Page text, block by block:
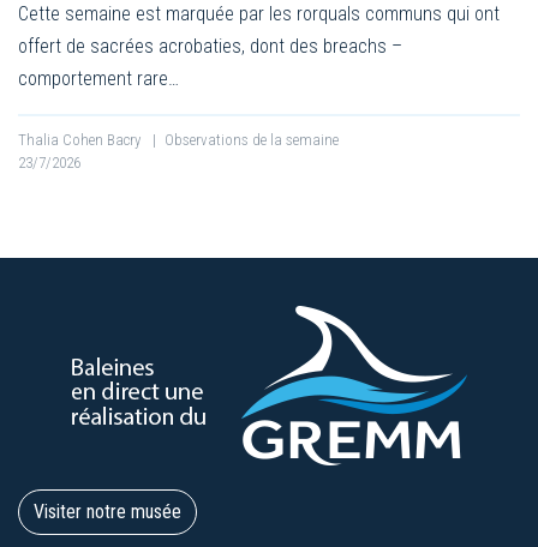
Cette semaine est marquée par les rorquals communs qui ont
offert de sacrées acrobaties, dont des breachs –
comportement rare…
Thalia Cohen Bacry | Observations de la semaine
23/7/2026
Visiter notre musée